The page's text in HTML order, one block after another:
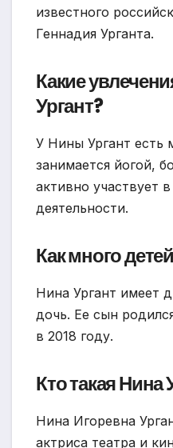
известного
Геннадия Урганта.
Какие
Ургант?
У Нины Ургант есть
занимается йогой,
активно участвует
деятельности.
Как много
Нина Ургант имеет
дочь. Ее сын
в 2018 году.
Кто такая Нина
Нина Игоревна
актриса театра и